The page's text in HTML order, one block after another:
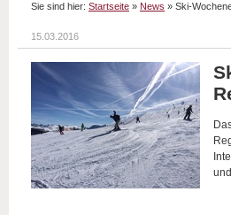
Sie sind hier: Startseite » News » Ski-
15.03.2016